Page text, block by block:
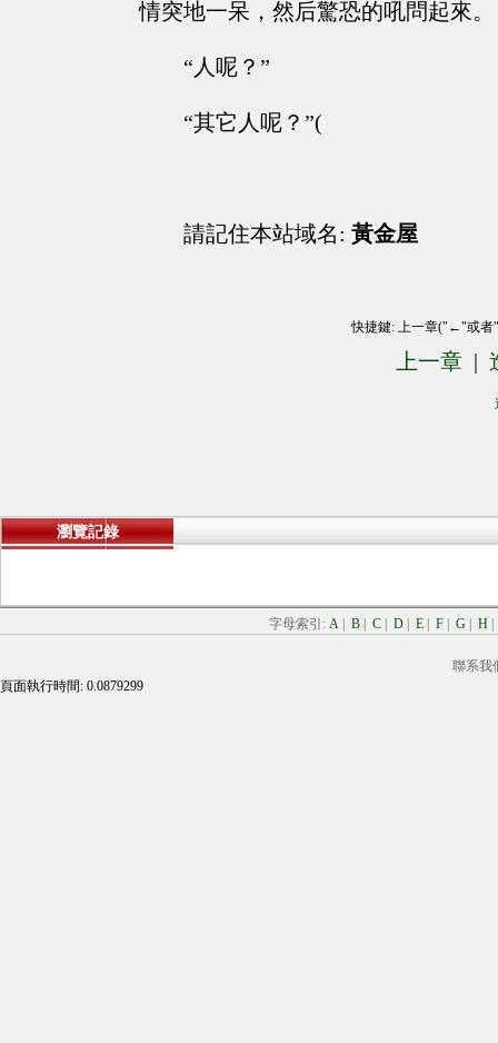
情突地一呆，然后驚恐的吼問起來。
“人呢？”
“其它人呢？”(
請記住本站域名: 黃金屋
快捷鍵: 上一章("←"或
上一章 |
瀏覽記錄
字母索引: A B C D E F G H
聯系我
頁面執行時間: 0.0879299